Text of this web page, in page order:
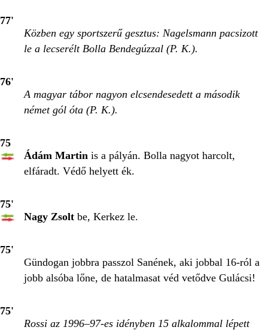
77'
Közben egy sportszerű gesztus: Nagelsmann pacsizott
le a lecserélt Bolla Bendegúzzal (P. K.).
76'
A magyar tábor nagyon elcsendesedett a második
német gól óta (P. K.).
75
Ádám Martin is a pályán. Bolla nagyot harcolt,
elfáradt. Védő helyett ék.
75'
Nagy Zsolt be, Kerkez le.
75'
Gündogan jobbra passzol Sanének, aki jobbal 16-ról a
jobb alsóba lőne, de hatalmasat véd vetődve Gulácsi!
75'
Rossi az 1996–97-es idényben 15 alkalommal lépett